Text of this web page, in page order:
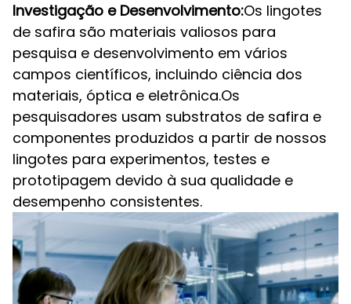
Investigação e Desenvolvimento:Os lingotes
de safira são materiais valiosos para
pesquisa e desenvolvimento em vários
campos científicos, incluindo ciência dos
materiais, óptica e eletrônica.Os
pesquisadores usam substratos de safira e
componentes produzidos a partir de nossos
lingotes para experimentos, testes e
prototipagem devido à sua qualidade e
desempenho consistentes.